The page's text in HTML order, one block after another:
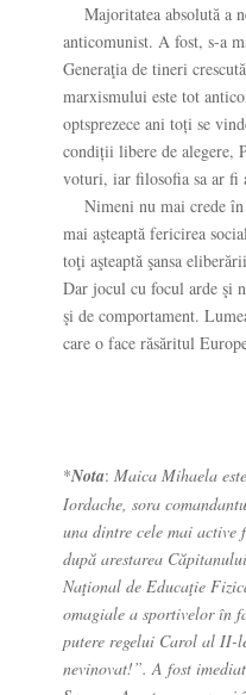
Majoritatea absolută a
anticomunist. A fost, s-a
Generaţia de tineri
marxismului este tot
optsprezece ani toți se
condiții libere de alegere,
voturi, iar filosofia sa ar fi
Nimeni nu mai crede în
mai aşteaptă fericirea
toţi aşteaptă şansa
Dar jocul cu focul arde şi
şi de comportament.
care o face răsăritul
*Nota:Maica Mihaela
Iordache, sora
una dintre cele mai active
după arestarea
Naţional de Educaţie
omagiale a sportivelor în
putere regelui Carol al II-
nevinovat!”. A fost